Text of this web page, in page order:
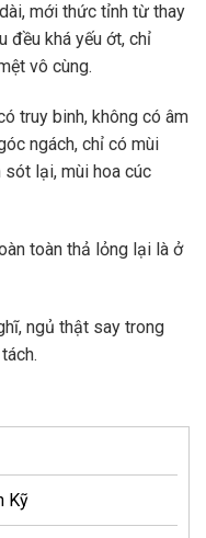
mới thức tỉnh từ thay
đều khá yếu ớt, chỉ
vô cùng.
truy binh, không có âm
ngách, chỉ có mùi
lại, mùi hoa cúc
toàn thả lỏng lại là ở
ngủ thật say trong
Kỹ